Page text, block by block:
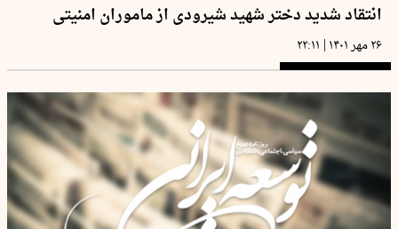
انتقاد شدید دختر شهید شیرودی از ماموران امنیتی
۲۶ مهر ۱۴۰۱ | ۲۲:۱۱